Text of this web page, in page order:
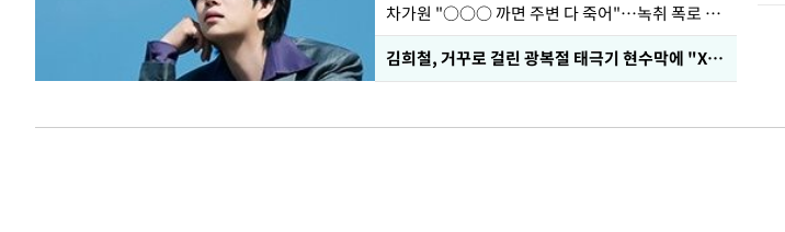
차가원 "○○○ 까면 주변 다 죽어"…녹취 폭로 파장
김희철, 거꾸로 걸린 광복절 태극기 현수막에 "X돌았네"